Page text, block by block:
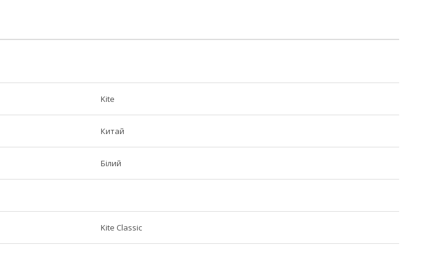
Kite
Китай
Білий
Kite Classic